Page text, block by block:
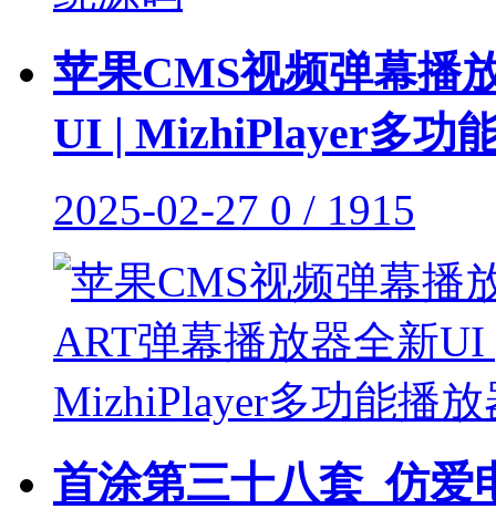
苹果CMS视频弹幕播
UI | MizhiPlayer多功
2025-02-27 0 / 1915
首涂第三十八套_仿爱